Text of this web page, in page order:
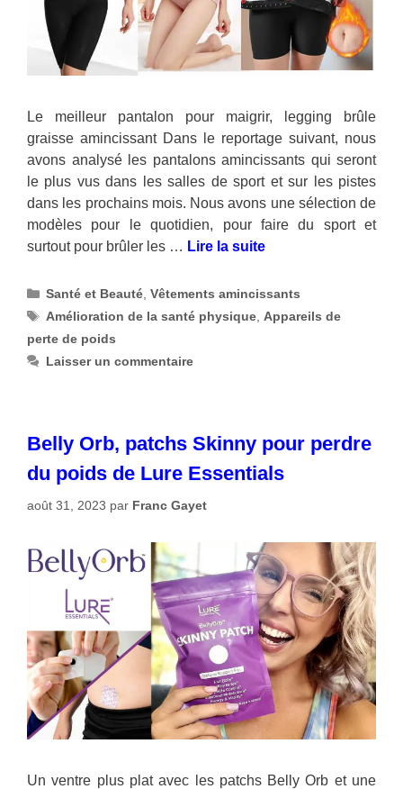
Le meilleur pantalon pour maigrir, legging brûle
graisse amincissant Dans le reportage suivant, nous
avons analysé les pantalons amincissants qui seront
le plus vus dans les salles de sport et sur les pistes
dans les prochains mois. Nous avons une sélection de
modèles pour le quotidien, pour faire du sport et
surtout pour brûler les … Lire la suite
Catégories
Santé et Beauté ,Vêtements amincissants
Étiquettes
Amélioration de la santé physique Appareils de
perte de poids
Laisser un commentaire
Belly Orb, patchs Skinny pour perdre
du poids de Lure Essentials
août 31, 2023 par Franc Gayet
Un ventre plus plat avec les patchs Belly Orb et une